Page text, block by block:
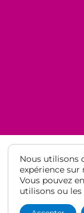
© Lycée Français
Nous utilisons
expérience sur
Vous pouvez
utilisons ou les